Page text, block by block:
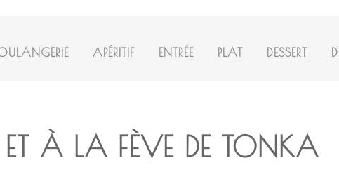
APÉRITIF ENTRÉE PLAT DESSERT
À LA FÈVE DE TONKA